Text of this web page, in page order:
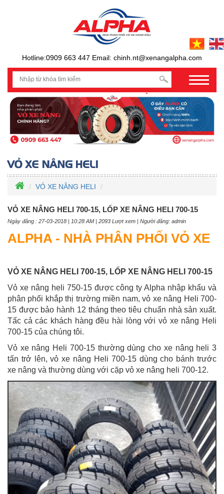
Hotline:0909 663 447 Email: chinh.nt@xenangalpha.com
prev
VỎ XE NÂNG HELI
VỎ XE NÂNG HELI 700-15, LỐP XE NÂNG HELI 700-15
Ngày đăng : 27-03-2018 | 10:28 AM | 2093 Lượt xem | Người đăng: admin
ALPHA - NHÀ PHÂN PHỐI VỎ XE
VỎ XE NÂNG HELI 700-15, LỐP XE NÂNG HELI 700-15
Vỏ xe nâng heli 750-15 được công ty Alpha nhập khẩu và
phân phối khắp thị trường miền nam, vỏ xe nâng Heli 700-
15 được bảo hành 12 tháng theo tiêu chuẩn nhà sản xuất.
Tấc cả các khách hàng đều hài lòng với vỏ xe nâng Heli
700-15 của chúng tôi.
Vỏ xe nâng Heli 700-15 thường dùng cho xe nâng heli 3
tấn trở lên, vỏ xe nâng Heli 700-15 dùng cho bánh trước
xe nâng và thường dùng với cặp vỏ xe nâng heli 700-12.